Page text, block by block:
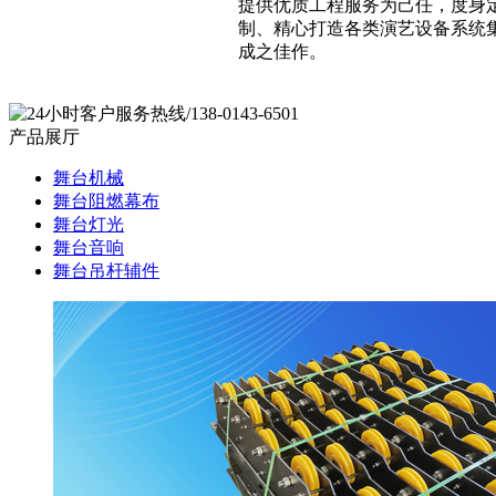
提供优质工程服务为己任，度身
制、精心打造各类演艺设备系统
成之佳作。
产品展厅
舞台机械
舞台阻燃幕布
舞台灯光
舞台音响
舞台吊杆辅件